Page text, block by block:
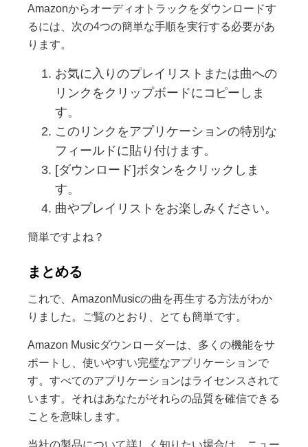
Amazonからオーディオトラックをダウンロードす
るには、次の4つの簡単な手順を実行する必要があ
ります。
お気に入りのプレイリストまたは曲への
リンクをクリップボードにコピーしま
す。
このリンクをアプリケーションの特別な
フィールドに貼り付けます。
[ダウンロード]ボタンをクリックしま
す。
曲やプレイリストをお楽しみください。
簡単ですよね？
まとめる
これで、AmazonMusicの曲を再生する方法がわか
りました。ご覧のとおり、とても簡単です。
Amazon Musicダウンローダーは、多くの機能をサ
ポートし、使いやすい完璧なアプリケーションで
す。すべてのアプリケーションはライセンスされて
います。それはあなたがそれらの品質を確信できる
ことを意味します。
当社の製品について詳しく知りたい場合は、ニュー